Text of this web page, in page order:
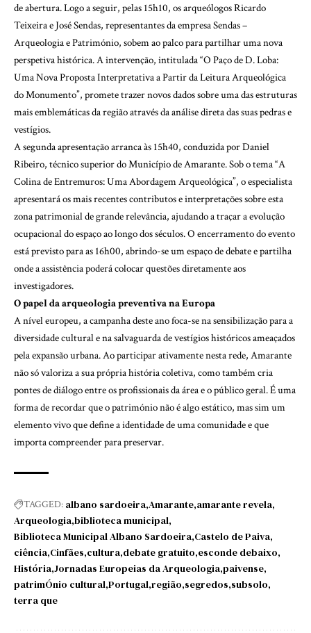
de abertura. Logo a seguir, pelas 15h10, os arqueólogos Ricardo
Teixeira e José Sendas, representantes da empresa Sendas –
Arqueologia e Património, sobem ao palco para partilhar uma nova
perspetiva histórica. A intervenção, intitulada “O Paço de D. Loba:
Uma Nova Proposta Interpretativa a Partir da Leitura Arqueológica
do Monumento”, promete trazer novos dados sobre uma das estruturas
mais emblemáticas da região através da análise direta das suas pedras e
vestígios.
A segunda apresentação arranca às 15h40, conduzida por Daniel
Ribeiro, técnico superior do Município de Amarante. Sob o tema “A
Colina de Entremuros: Uma Abordagem Arqueológica”, o especialista
apresentará os mais recentes contributos e interpretações sobre esta
zona patrimonial de grande relevância, ajudando a traçar a evolução
ocupacional do espaço ao longo dos séculos. O encerramento do evento
está previsto para as 16h00, abrindo-se um espaço de debate e partilha
onde a assistência poderá colocar questões diretamente aos
investigadores.
O papel da arqueologia preventiva na Europa
A nível europeu, a campanha deste ano foca-se na sensibilização para a
diversidade cultural e na salvaguarda de vestígios históricos ameaçados
pela expansão urbana. Ao participar ativamente nesta rede, Amarante
não só valoriza a sua própria história coletiva, como também cria
pontes de diálogo entre os profissionais da área e o público geral. É uma
forma de recordar que o património não é algo estático, mas sim um
elemento vivo que define a identidade de uma comunidade e que
importa compreender para preservar.
TAGGED: albano sardoeira Amarante amarante revela
Arqueologia biblioteca municipal
Biblioteca Municipal Albano Sardoeira Castelo de Paiva
ciência Cinfães cultura debate gratuito esconde debaixo
História Jornadas Europeias da Arqueologia paivense
patrimÓnio cultural Portugal região segredos subsolo
terra que